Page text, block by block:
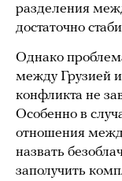
разделения
достаточно
Однако
между Грузией
конфликта не
Особенно в
отношения
назвать
заполучить